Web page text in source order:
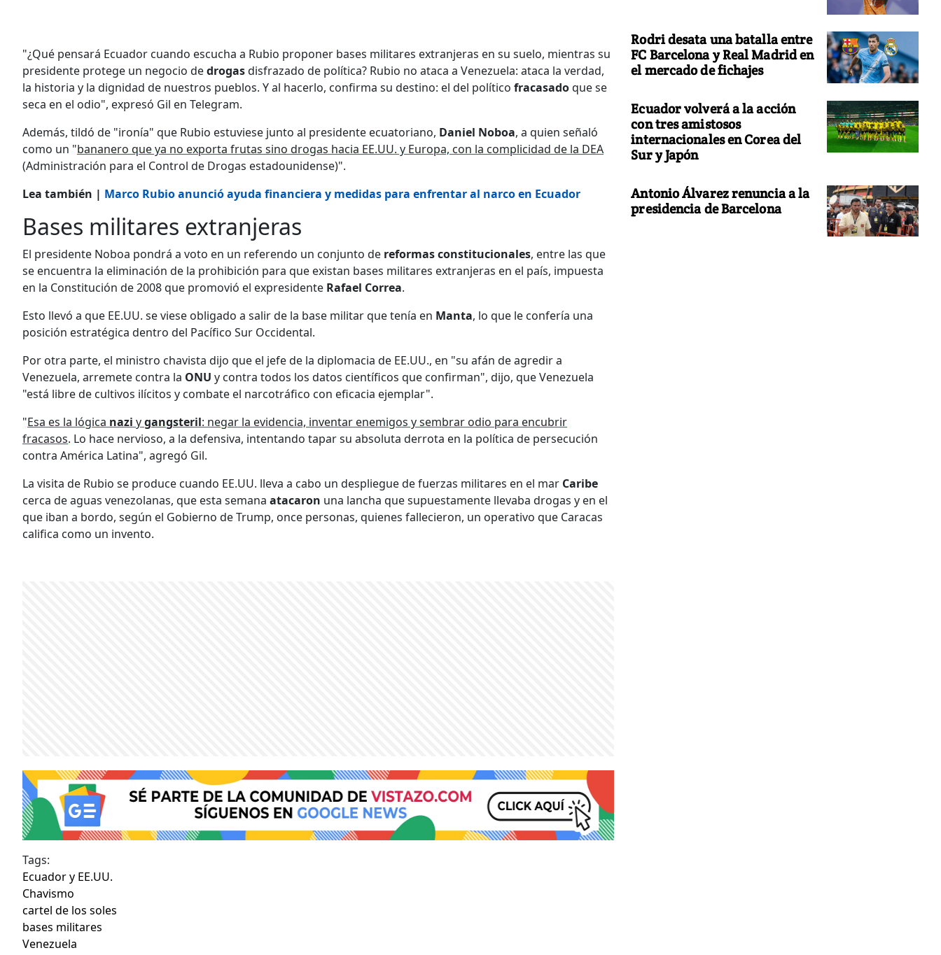
"¿Qué pensará Ecuador cuando escucha a Rubio proponer bases militares extranjeras en su suelo, mientras su
presidente protege un negocio dedrogasdisfrazado de política? Rubio no ataca a Venezuela: ataca la verdad,
la historia y la dignidad de nuestros pueblos. Y al hacerlo, confirma su destino: el del político fracasadoque se
seca en el odio", expresó Gil en Telegram.
Además, tildó de "ironía" que Rubio estuviese junto al presidente ecuatoriano, Daniel Noboa, a quien señaló
como un "bananero que ya no exporta frutas sino drogas hacia EE.UU. y Europa, con la complicidad de la DEA
(Administración para el Control de Drogas estadounidense)".
Lea también | Marco Rubio anunció ayuda financiera y medidas para enfrentar al narco en Ecuador
Bases militares extranjeras
El presidente Noboa pondrá a voto en un referendo un conjunto de reformas constitucionales, entre las que
se encuentra la eliminación de la prohibición para que existan bases militares extranjeras en el país, impuesta
en la Constitución de 2008 que promovió el expresidente Rafael Correa.
Esto llevó a que EE.UU. se viese obligado a salir de la base militar que tenía en Manta, lo que le confería una
posición estratégica dentro del Pacífico Sur Occidental.
Por otra parte, el ministro chavista dijo que el jefe de la diplomacia de EE.UU., en "su afán de agredir a
Venezuela, arremete contra la ONU y contra todos los datos científicos que confirman", dijo, que Venezuela
"está libre de cultivos ilícitos y combate el narcotráfico con eficacia ejemplar".
"Esa es la lógica nazi ygangsteril: negar la evidencia, inventar enemigos y sembrar odio para encubrir
fracasos. Lo hace nervioso, a la defensiva, intentando tapar su absoluta derrota en la política de persecución
contra América Latina", agregó Gil.
La visita de Rubio se produce cuando EE.UU. lleva a cabo un despliegue de fuerzas militares en el mar Caribe
cerca de aguas venezolanas, que esta semana atacaron una lancha que supuestamente llevaba drogas y en el
que iban a bordo, según el Gobierno de Trump, once personas, quienes fallecieron, un operativo que Caracas
califica como un invento.
Tags:
Ecuador y EE.UU.
Chavismo
cartel de los soles
bases militares
Venezuela
Rodri desata una batalla entre
FC Barcelona y Real Madrid en
el mercado de fichajes
Ecuador volverá a la acción
con tres amistosos
internacionales en Corea del
Sur y Japón
Antonio Álvarez renuncia a la
presidencia de Barcelona